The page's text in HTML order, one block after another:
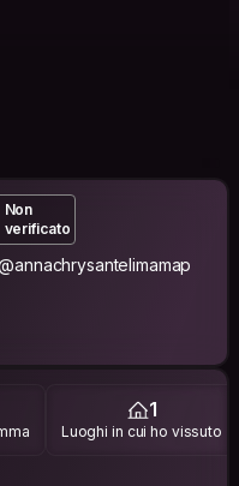
Non
verificato
1
Luoghi in cui ho vissuto